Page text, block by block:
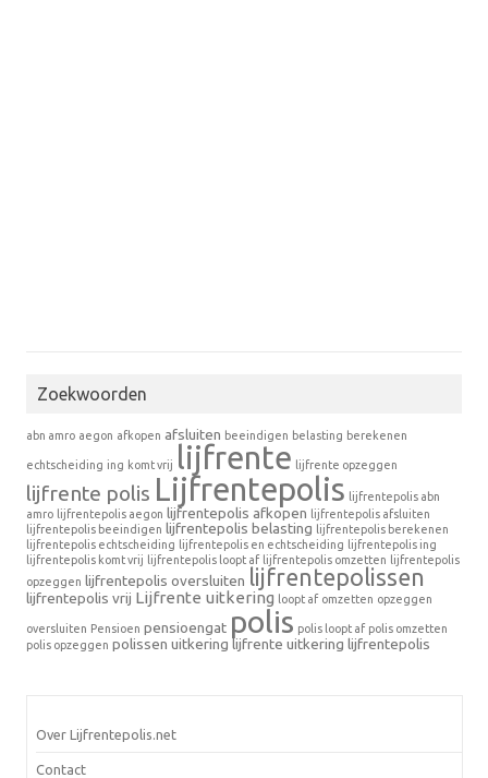
Zoekwoorden
abn amro aegon afkopen afsluiten beeindigen belasting berekenen
echtscheiding ing komt vrij lijfrente lijfrente opzeggen
lijfrente polis Lijfrentepolis lijfrentepolis abn
amro lijfrentepolis aegon lijfrentepolis afkopen lijfrentepolis afsluiten
lijfrentepolis beeindigen lijfrentepolis belasting lijfrentepolis berekenen
lijfrentepolis echtscheiding lijfrentepolis en echtscheiding lijfrentepolis ing
lijfrentepolis komt vrij lijfrentepolis loopt af lijfrentepolis omzetten lijfrentepolis
opzeggen lijfrentepolis oversluiten lijfrentepolissen
lijfrentepolis vrij Lijfrente uitkering loopt af omzetten opzeggen
oversluiten Pensioen pensioengat polis polis loopt af polis omzetten
polis opzeggen polissen uitkering lijfrente uitkering lijfrentepolis
Over Lijfrentepolis.net
Contact